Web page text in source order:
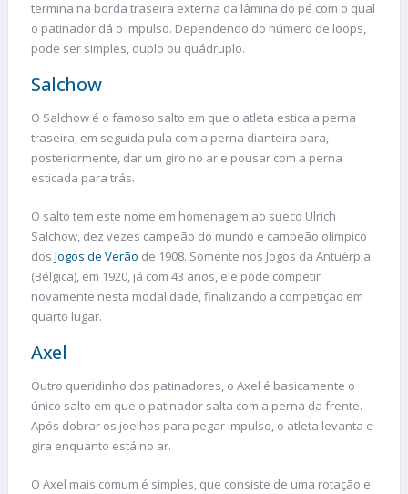
termina na borda traseira externa da lâmina do pé com o qual
o patinador dá o impulso. Dependendo do número de loops,
pode ser simples, duplo ou quádruplo.
Salchow
O Salchow é o famoso salto em que o atleta estica a perna
traseira, em seguida pula com a perna dianteira para,
posteriormente, dar um giro no ar e pousar com a perna
esticada para trás.
O salto tem este nome em homenagem ao sueco Ulrich
Salchow, dez vezes campeão do mundo e campeão olímpico
dos Jogos de Verão de 1908. Somente nos Jogos da Antuérpia
(Bélgica), em 1920, já com 43 anos, ele pode competir
novamente nesta modalidade, finalizando a competição em
quarto lugar.
Axel
Outro queridinho dos patinadores, o Axel é basicamente o
único salto em que o patinador salta com a perna da frente.
Após dobrar os joelhos para pegar impulso, o atleta levanta e
gira enquanto está no ar.
O Axel mais comum é simples, que consiste de uma rotação e